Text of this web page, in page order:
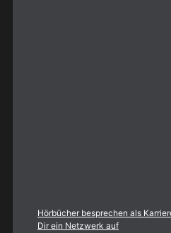
Hörbücher besprechen als
Dir ein Netzwerk auf